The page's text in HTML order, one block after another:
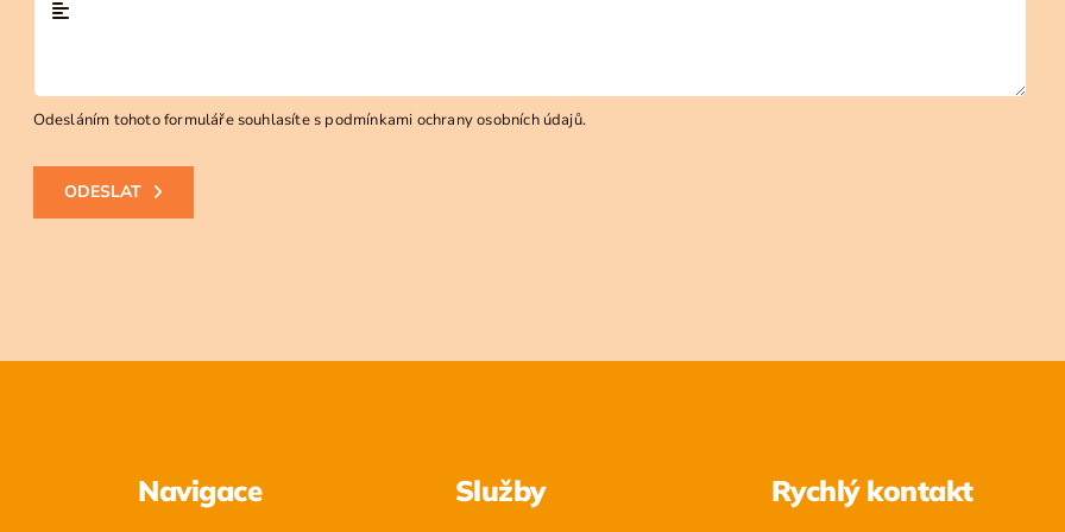
Odesláním tohoto formuláře souhlasíte s podmínkami ochrany osobních údajů.
ODESLAT
Navigace Služby Rychlý kontakt